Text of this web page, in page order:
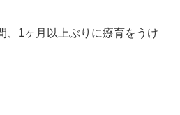
、1ヶ月以上ぶりに療育をうけ